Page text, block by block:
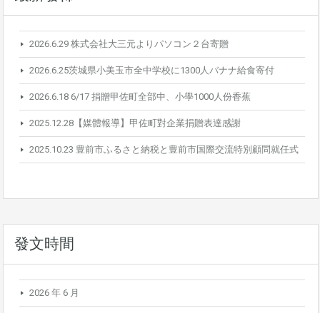
2026.6.29 株式会社大三元よりパソコン２台寄贈
2026.6.25茨城県小美玉市全中学校に1300人バナナ給食寄付
2026.6.18 6/17 捐贈甲佐町全部中、小學1000人份香蕉
2025.12.28【媒體報導】甲佐町對企業捐贈表達感謝
2025.10.23 豊前市ふるさと納税と豊前市国際交流特別顧問就任式
發文時間
2026 年 6 月